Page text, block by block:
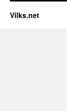
Vilks.net